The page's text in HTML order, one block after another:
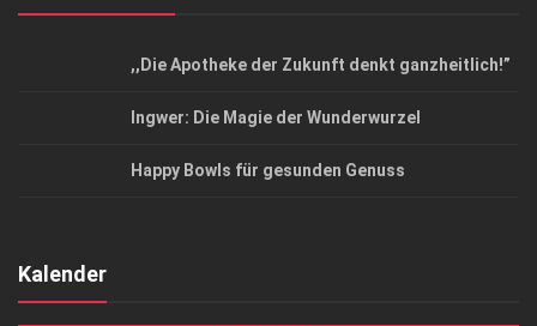
,,Die Apotheke der Zukunft denkt ganzheitlich!”
Ingwer: Die Magie der Wunderwurzel
Happy Bowls für gesunden Genuss
Kalender